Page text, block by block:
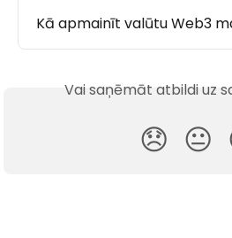
Kā apmainīt valūtu Web3
Vai saņēmāt atbildi uz
😞 😐